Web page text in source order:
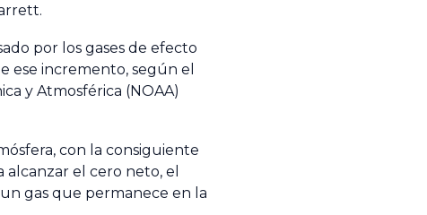
por los gases de efecto
ese incremento, según el
y Atmosférica (NOAA)
con la consiguiente
el cero neto, el
gas que permanece en la